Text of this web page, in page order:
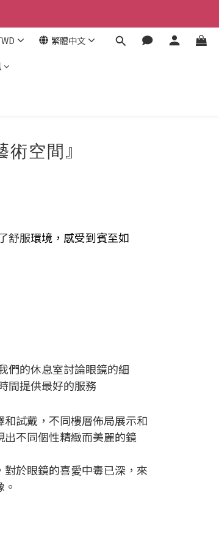
繁體中文
空間』
舒服環境 ， 感受到賓至如
們的休息室討論眼鏡的細
間提供最好的服務
試戴，不同樓層佈局展示和
出不同個性精緻而美麗的鏡
於眼鏡的喜愛中毒已深，來